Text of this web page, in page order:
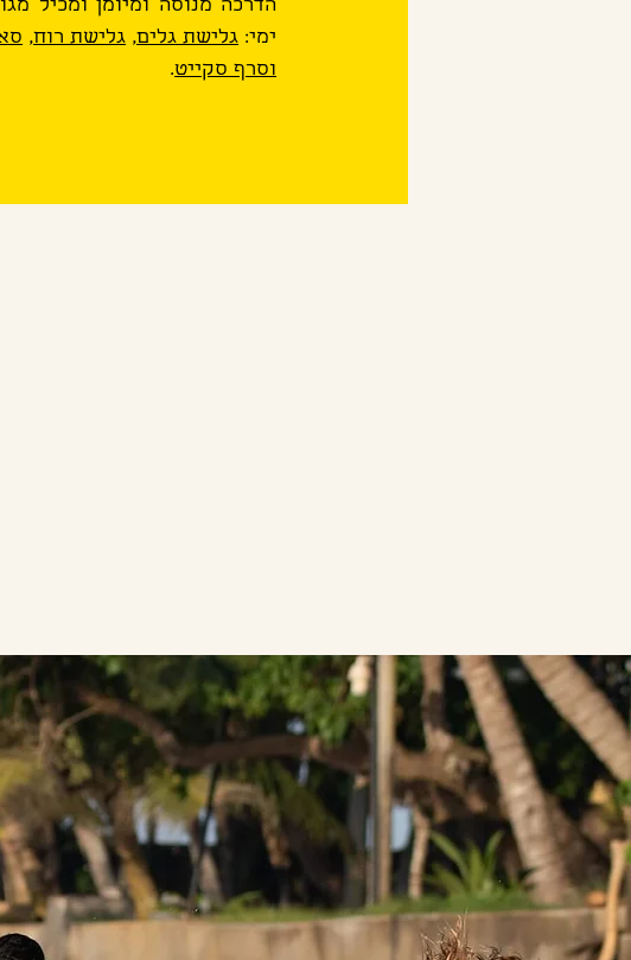
הדרכה מנוסה ומיומן ומכיל
ימי: גלישת גלים, גלישת רוח,
וסרף סקייט.